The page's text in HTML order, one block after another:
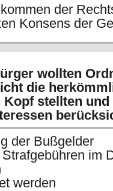
der
Konsens der
Recht war
wollten
die
Kopf stellten
der Bußgelder
im
werden